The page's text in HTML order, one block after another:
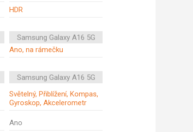
HDR
Samsung Galaxy A16 5G
Ano, na rámečku
Samsung Galaxy A16 5G
Světelný, Přiblížení, Kompas,
Gyroskop, Akcelerometr
Ano